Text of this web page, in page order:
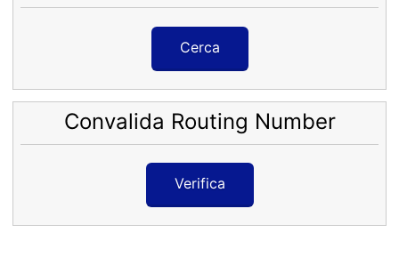
Cerca
Convalida Routing Number
Verifica